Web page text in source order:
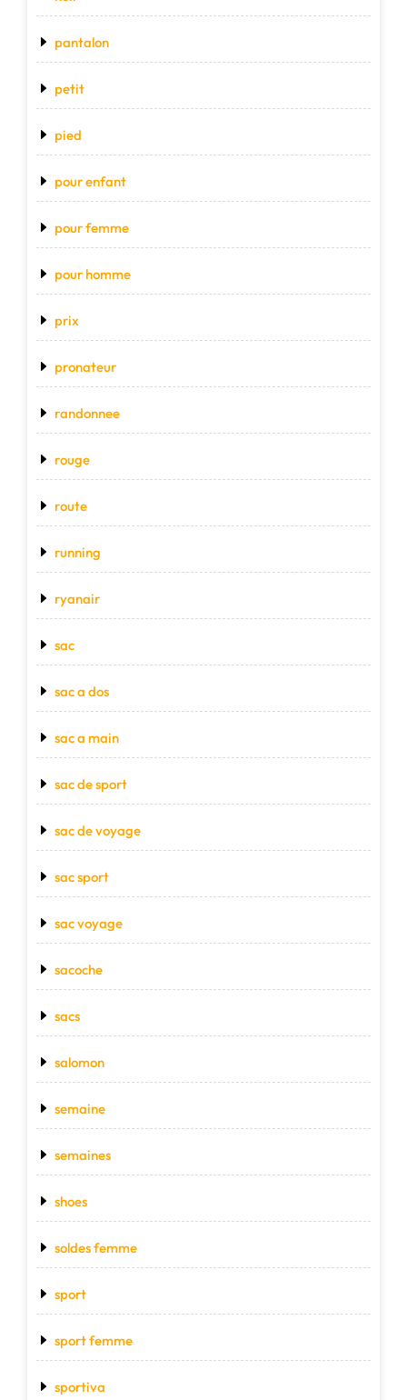
pantalon
petit
pied
pour enfant
pour femme
pour homme
prix
pronateur
randonnee
rouge
route
running
ryanair
sac
sac a dos
sac a main
sac de sport
sac de voyage
sac sport
sac voyage
sacoche
sacs
salomon
semaine
semaines
shoes
soldes femme
sport
sport femme
sportiva